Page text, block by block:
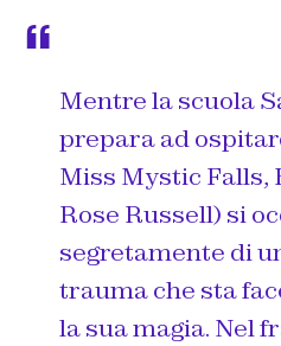
Mentre la scuola
prepara ad
Miss Mystic Falls,
Rose Russell) si
segretamente di
trauma che sta
la sua magia. Nel